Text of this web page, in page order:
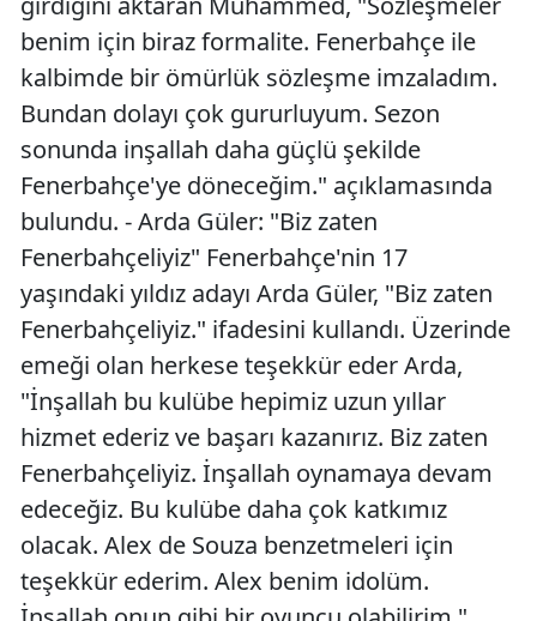
benim için biraz formalite. Fenerbahçe ile
kalbimde bir ömürlük sözleşme imzaladım.
Bundan dolayı çok gururluyum. Sezon
sonunda inşallah daha güçlü şekilde
Fenerbahçe'ye döneceğim." açıklamasında
bulundu. - Arda Güler: "Biz zaten
Fenerbahçeliyiz" Fenerbahçe'nin 17
yaşındaki yıldız adayı Arda Güler, "Biz zaten
Fenerbahçeliyiz." ifadesini kullandı. Üzerinde
emeği olan herkese teşekkür eder Arda,
"İnşallah bu kulübe hepimiz uzun yıllar
hizmet ederiz ve başarı kazanırız. Biz zaten
Fenerbahçeliyiz. İnşallah oynamaya devam
edeceğiz. Bu kulübe daha çok katkımız
olacak. Alex de Souza benzetmeleri için
teşekkür ederim. Alex benim idolüm.